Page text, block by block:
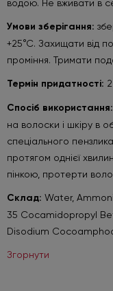
водою. Не вживати в
Умови зберігання:
+25°С. Захищати від
проміння. Тримати
Термін придатності:
Спосіб використання:
на волоски і шкіру в
спеціального
протягом однієї
пінкою, протерти
Склад: Water,
35 Cocamidopropyl
Disodium
Згорнути